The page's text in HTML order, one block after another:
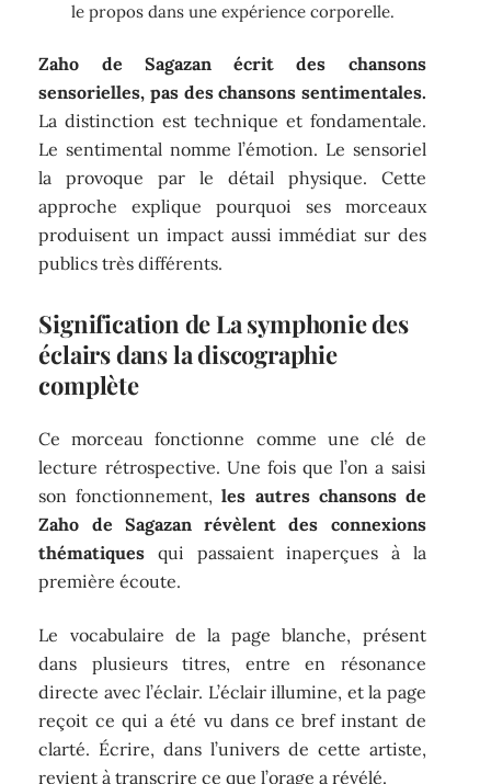
le propos dans une expérience corporelle.
Zaho de Sagazan écrit des chansons
sensorielles, pas des chansons sentimentales.
La distinction est technique et fondamentale.
Le sentimental nomme l’émotion. Le sensoriel
la provoque par le détail physique. Cette
approche explique pourquoi ses morceaux
produisent un impact aussi immédiat sur des
publics très différents.
Signification de La symphonie des
éclairs dans la discographie
complète
Ce morceau fonctionne comme une clé de
lecture rétrospective. Une fois que l’on a saisi
son fonctionnement,les autres chansons de
Zaho de Sagazan révèlent des connexions
thématiques qui passaient inaperçues à la
première écoute.
Le vocabulaire de la page blanche, présent
dans plusieurs titres, entre en résonance
directe avec l’éclair. L’éclair illumine, et la page
reçoit ce qui a été vu dans ce bref instant de
clarté. Écrire, dans l’univers de cette artiste,
revient à transcrire ce que l’orage a révélé.